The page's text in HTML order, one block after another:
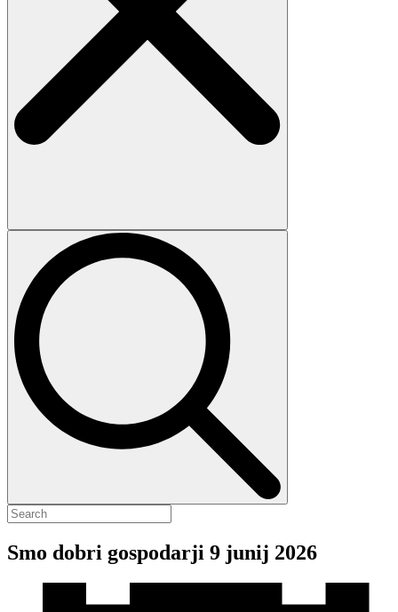
Smo dobri gospodarji 9 junij 2026